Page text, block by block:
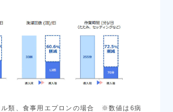
類、食事用エプロンの場合 ※数値は6病